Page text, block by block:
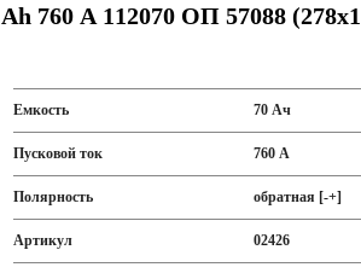
Ah 760 A 112070 ОП 57088
Емкость 70 Ач
Пусковой ток 760 А
Полярность обратная [-+]
Артикул 02426